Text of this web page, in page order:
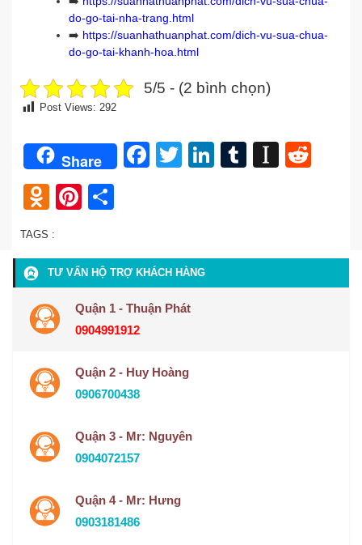
do-go-tai-nha-trang.html
➡️ https://suanhathuanphat.com/dich-vu-sua-chua-
do-go-tai-khanh-hoa.html
5/5 - (2 bình chọn)
Post Views: 292
Share Facebook
TwitterLinkedIn
Tumblr
Odnoklassniki
Pinterest
TAGS :
TƯ VẤN HỘ TRỢ KHÁCH HÀNG
Quận 1 - Thuận Phát
0904991912
Quận 2 - Huy Hoàng
0906700438
Quận 3 - Mr: Nguyên
0904072157
Quận 4 - Mr: Hưng
0903181486